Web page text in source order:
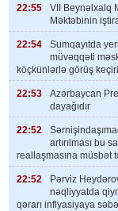
22:55
VII Beynəlxalq
Məktəbinin
22:54
Sumqayıtda
müvəqqəti
köçkünlərlə görüş
22:53
Azərbaycan
dayağıdır
22:52
artırılması bu
reallaşmasına müsbət
22:52
Pərviz
nəqliyyatda
qərarı inflyasiyaya